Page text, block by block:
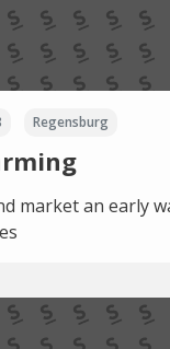
Regensburg
market an early